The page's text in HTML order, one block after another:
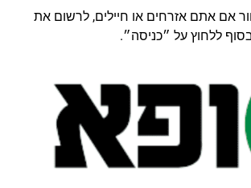
אם אתם אזרחים או חיילים, לרשום את
ללחוץ על ״כניסה״.